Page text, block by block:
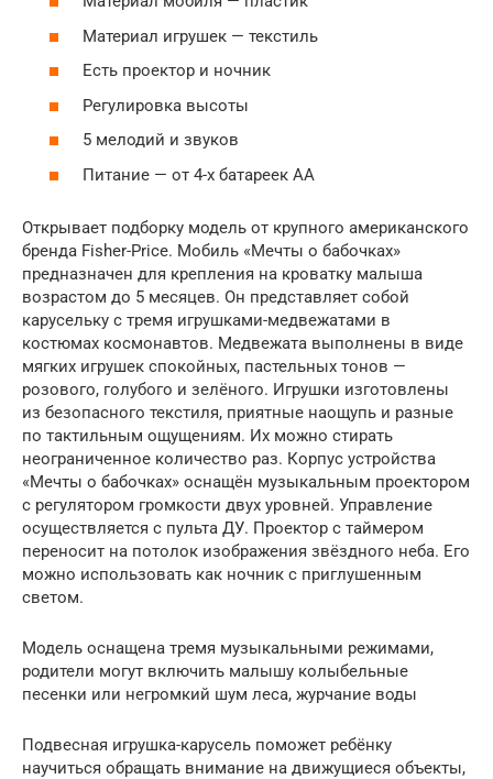
Материал игрушек — текстиль
Есть проектор и ночник
Регулировка высоты
5 мелодий и звуков
Питание — от 4-х батареек АА
Открывает подборку модель от крупного американского
бренда Fisher-Price. Мобиль «Мечты о бабочках»
предназначен для крепления на кроватку малыша
возрастом до 5 месяцев. Он представляет собой
карусельку с тремя игрушками-медвежатами в
костюмах космонавтов. Медвежата выполнены в виде
мягких игрушек спокойных, пастельных тонов —
розового, голубого и зелёного. Игрушки изготовлены
из безопасного текстиля, приятные наощупь и разные
по тактильным ощущениям. Их можно стирать
неограниченное количество раз. Корпус устройства
«Мечты о бабочках» оснащён музыкальным проектором
с регулятором громкости двух уровней. Управление
осуществляется с пульта ДУ. Проектор с таймером
переносит на потолок изображения звёздного неба. Его
можно использовать как ночник с приглушенным
светом.
Модель оснащена тремя музыкальными режимами,
родители могут включить малышу колыбельные
песенки или негромкий шум леса, журчание воды
Подвесная игрушка-карусель поможет ребёнку
научиться обращать внимание на движущиеся объекты,